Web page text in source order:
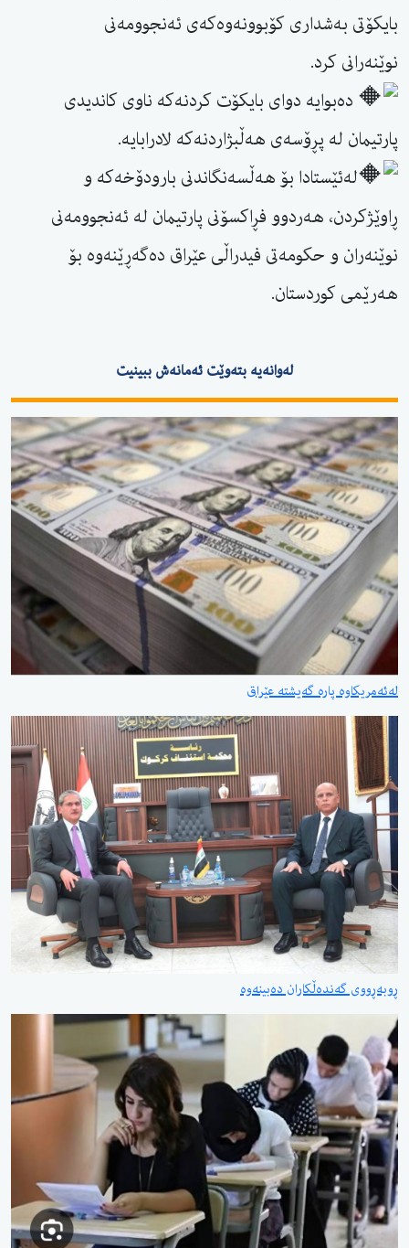
بایکۆتى بەشدارى کۆبوونەوەکەى ئەنجوومەنى
نوێنەرانى کرد.
دەبوایە دواى بایکۆت کردنەکە ناوى کاندیدى
پارتیمان لە پڕۆسەى هەڵبژاردنەکە لادرابایە.
لەئێستادا بۆ هەڵسەنگاندنى بارودۆخەکە و
ڕاوێژکردن، هەردوو فڕاکسۆنى پارتیمان لە ئەنجوومەنى
نوێنەران و حکومەتى فیدراڵى عێراق دەگەڕێنەوە بۆ
هەرێمى کوردستان.
لەوانەیە بتەوێت ئەمانەش ببینیت
لەئەمریكاوە پارە گەیشتە عێراق
ڕوبەڕووی گەندەڵکاران دەبینەوە